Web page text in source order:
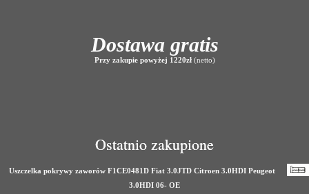
Dostawa gratis
Przy zakupie powyżej 1220zł(netto)
Ostatnio zakupione
Uszczelka pokrywy zaworów F1CE0481D Fiat 3.0JTD Citroen 3.0HDI Peugeot
3.0HDI 06- OE